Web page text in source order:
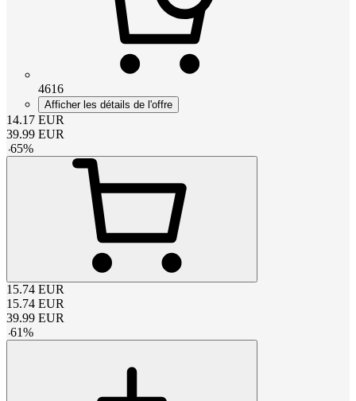
4616
Afficher les détails de l'offre
14.17 EUR
39.99 EUR
-65%
15.74 EUR
15.74 EUR
39.99 EUR
-61%